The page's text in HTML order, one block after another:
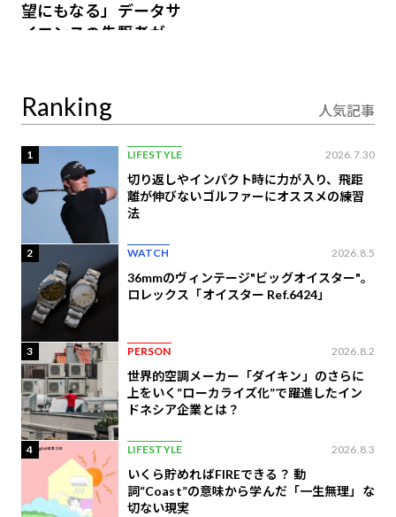
望にもなる」データサ
イエンスの先駆者が語
Ranking 人気記事
1 LIFESTYLE 2026.7.30
切り返しやインパクト時に力が入り、飛距
離が伸びないゴルファーにオススメの練習
法
2 WATCH 2026.8.5
36mmのヴィンテージ"ビッグオイスター"。
ロレックス「オイスター Ref.6424」
3 PERSON 2026.8.2
世界的空調メーカー「ダイキン」のさらに
上をいく“ローカライズ化”で躍進したイン
ドネシア企業とは？
4 LIFESTYLE 2026.8.3
いくら貯めればFIREできる？ 動
詞“Coast”の意味から学んだ「一生無理」な
切ない現実